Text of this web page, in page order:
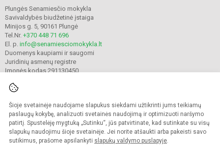
Šioje svetainėje naudojame slapukus siekdami užtikrinti jums teikiamų
paslaugų kokybę, analizuoti svetainės naudojimą ir optimizuoti naršymo
patirtį. Spustelėję mygtuką „Sutinku“, jūs patvirtinate, kad sutinkate su visų
slapukų naudojimu šioje svetainėje. Jei norite atšaukti arba pakeisti savo
sutikimus, prašome apsilankyti slapukų valdymo puslapyje.
Plungės Senamiesčio mokykla
Savivaldybės biudžetinė įstaiga
Minijos g. 5, 90161 Plungė
Tel.Nr. +370 448 71 696
El. p. info@senamiesciomokykla.lt
Duomenys kaupiami ir saugomi
Juridinių asmenų registre
Įmonės kodas 291130450
© 2022. Plungės Senamiesčio mokykla. Visos teisės saugomos.
Kopijuoti turinį be raštiško gimnazijos sutikimo griežtai draudžiama.
Prieinamumo paraiška Slapukų valdymas
Sumanus būdas atnaujinti